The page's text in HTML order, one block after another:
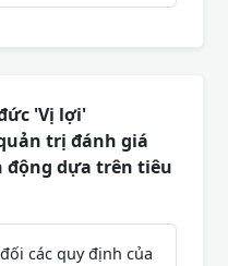
'Vị lợi'
trị đánh giá
động dựa trên tiêu
các quy định của